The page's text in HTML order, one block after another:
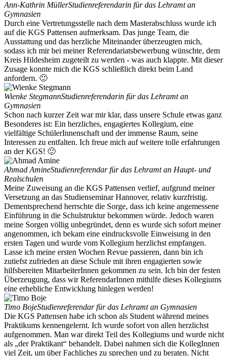
Ann-Kathrin MüllerStudienreferendarin für das Lehramt an
Gymnasien
Durch eine Vertretungsstelle nach dem Masterabschluss wurde ich
auf die KGS Pattensen aufmerksam. Das junge Team, die
Ausstattung und das herzliche Miteinander überzeugten mich,
sodass ich mir bei meiner Referendariatsbewerbung wünschte, dem
Kreis Hildesheim zugeteilt zu werden - was auch klappte. Mit dieser
Zusage konnte mich die KGS schließlich direkt beim Land
anfordern. 🙂
Wienke StegmannStudienreferendarin für das Lehramt an
Gymnasien
Schon nach kurzer Zeit war mir klar, dass unsere Schule etwas ganz
Besonderes ist: Ein herzliches, engagiertes Kollegium, eine
vielfältige SchülerInnenschaft und der immense Raum, seine
Interessen zu entfalten. Ich freue mich auf weitere tolle erfahrungen
an der KGS! 🙂
Ahmad AmineStudienreferendar für das Lehramt an Haupt- und
Realschulen
Meine Zuweisung an die KGS Pattensen verlief, aufgrund meiner
Versetzung an das Studienseminar Hannover, relativ kurzfristig.
Dementsprechend herrschte die Sorge, dass ich keine angemessene
Einführung in die Schulstruktur bekommen würde. Jedoch waren
meine Sorgen völlig unbegründet, denn es wurde sich sofort meiner
angenommen, ich bekam eine eindrucksvolle Einweisung in den
ersten Tagen und wurde vom Kollegium herzlichst empfangen.
Lasse ich meine ersten Wochen Revue passieren, dann bin ich
zutiefst zufrieden an diese Schule mit ihren engagierten sowie
hilfsbereiten MitarbeiterInnen gekommen zu sein. Ich bin der festen
Überzeugung, dass wir ReferendarInnen mithilfe dieses Kollegiums
eine erhebliche Entwicklung hinlegen werden!
Timo BojeStudienreferendar für das Lehramt an Gymnasien
Die KGS Pattensen habe ich schon als Student während meines
Praktikums kennengelernt. Ich wurde sofort von allen herzlichst
aufgenommen. Man war direkt Teil des Kollegiums und wurde nicht
als „der Praktikant“ behandelt. Dabei nahmen sich die KollegInnen
viel Zeit, um über Fachliches zu sprechen und zu beraten. Nicht